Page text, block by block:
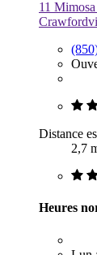
11
Distance
2,7
Heures